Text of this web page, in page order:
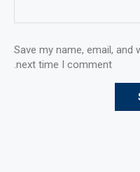
Save my name, email,
next time I comment.